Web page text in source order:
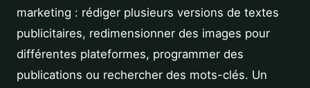
marketing : rédiger plusieurs versions de textes
publicitaires, redimensionner des images pour
différentes plateformes, programmer des
publications ou rechercher des mots-clés. Un